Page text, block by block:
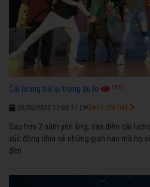
Cải lương trở lại trong âu lo 2870
26/05/2022 12:03:11 CH
Sau hơn 2 năm yên ắng, sàn diễn cải
xúc động chia sẻ những gian nan mà họ
đèn
Xem chi tiết